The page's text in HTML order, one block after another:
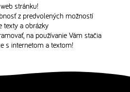
stránku!
z predvolených možností
texty a obrázky
na používanie Vám stačia
s internetom a textom!